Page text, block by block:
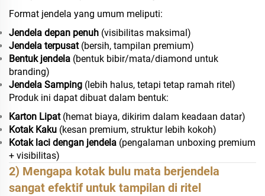
Format jendela yang umum meliputi:
Jendela depan penuh (visibilitas maksimal)
Jendela terpusat (bersih, tampilan premium)
Bentuk jendela (bentuk bibir/mata/diamond untuk
branding)
Jendela Samping (lebih halus, tetapi tetap ramah ritel)
Produk ini dapat dibuat dalam bentuk:
Karton Lipat (hemat biaya, dikirim dalam keadaan datar)
Kotak Kaku (kesan premium, struktur lebih kokoh)
Kotak laci dengan jendela (pengalaman unboxing premium
+ visibilitas)
2) Mengapa kotak bulu mata berjendela
sangat efektif untuk tampilan di ritel